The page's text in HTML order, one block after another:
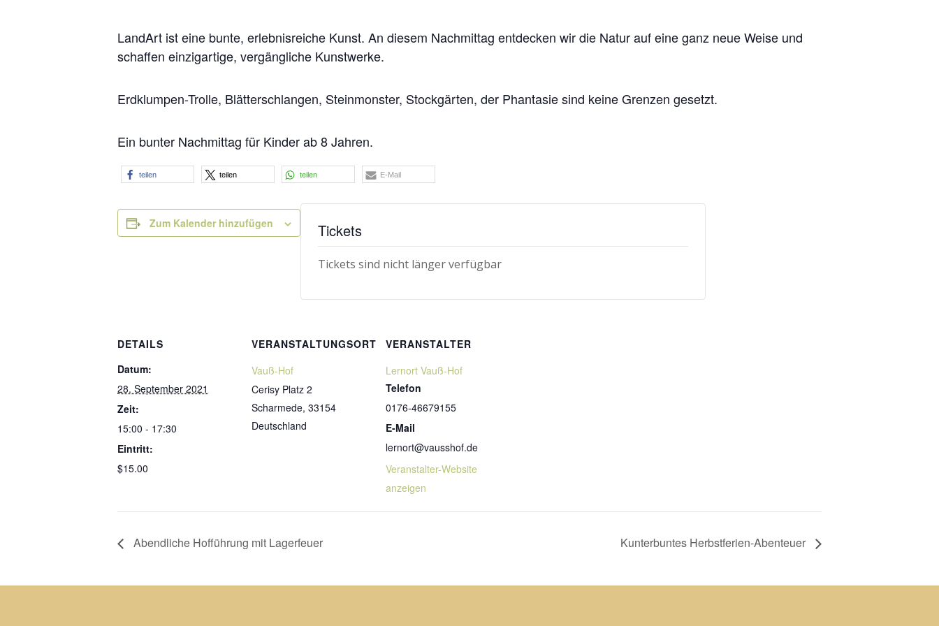
LandArt ist eine bunte, erlebnisreiche Kunst. An diesem Nachmittag entdecken wir die Natur auf eine ganz neue Weise und
schaffen einzigartige, vergängliche Kunstwerke.
Erdklumpen-Trolle, Blätterschlangen, Steinmonster, Stockgärten, der Phantasie sind keine Grenzen gesetzt.
Ein bunter Nachmittag für Kinder ab 8 Jahren.
teilen teilen teilen E-Mail
Zum Kalender hinzufügen Tickets
Tickets sind nicht länger verfügbar
DETAILS
Datum:
28. September 2021
Zeit:
15:00 - 17:30
Eintritt:
$15.00
VERANSTALTUNGSORT
Vauß-Hof
Cerisy Platz 2
Scharmede, 33154
Deutschland
VERANSTALTER
Lernort Vauß-Hof
Telefon
0176-46679155
E-Mail
lernort@vausshof.de
Veranstalter-Website
anzeigen
Abendliche Hofführung mit Lagerfeuer Kunterbuntes Herbstferien-Abenteuer